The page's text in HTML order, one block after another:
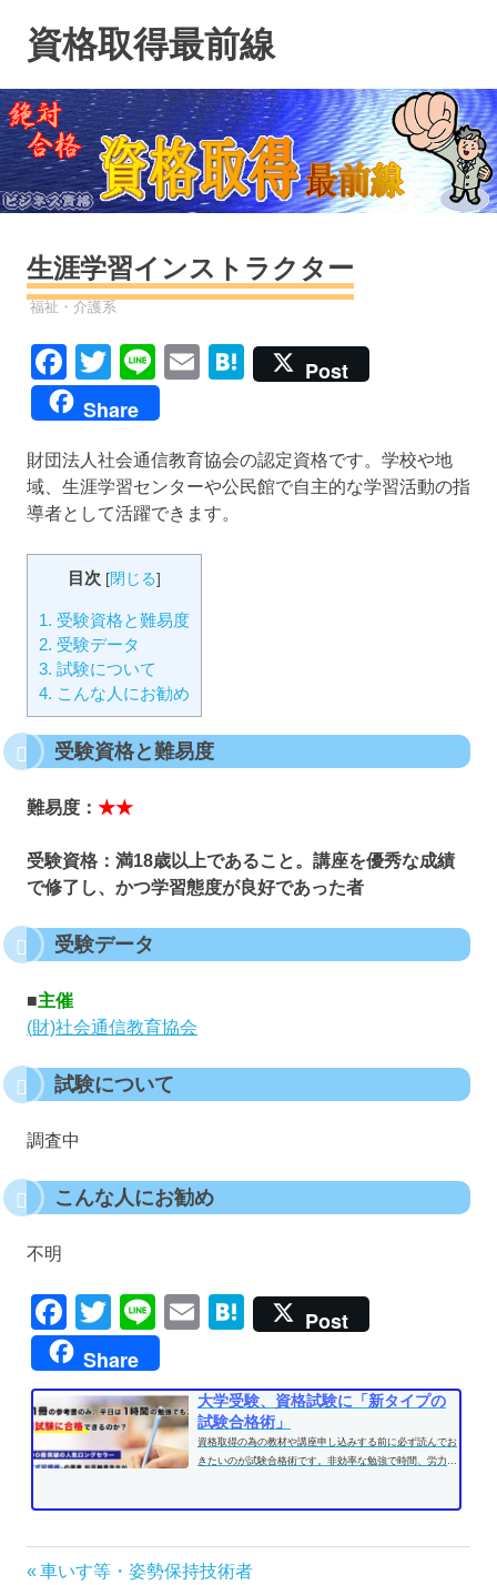
ン
ツ
へ
ス
キ
資格取得最前線
生涯学習インストラクター
資格
福祉・介護系
Facebook
TwitterLineEmailHatena
Post
Share
財団法人社会通信教育協会の認定資格です。学校や地
域、生涯学習センターや公民館で自主的な学習活動の指
導者として活躍できます。
目次 [閉じる]
1. 受験資格と難易度
2. 受験データ
3. 試験について
4. こんな人にお勧め
受験資格と難易度
難易度： ★★
受験資格：満18歳以上であること。講座を優秀な成績
で修了し、かつ学習態度が良好であった者
受験データ
■主催
(財)社会通信教育協会
試験について
調査中
こんな人にお勧め
不明
Facebook
TwitterLineEmailHatena
Post
Share
大学受験、資格試験に「新タイプの
試験合格術」
資格取得の為の教材や講座申し込みする前に必ず読んでお
きたいのが試験合格術です。非効率な勉強で時間、労力を
投前
車いす等・姿勢保持技術者